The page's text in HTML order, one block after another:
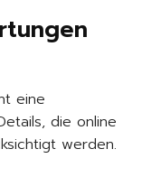
eine
die online
werden.